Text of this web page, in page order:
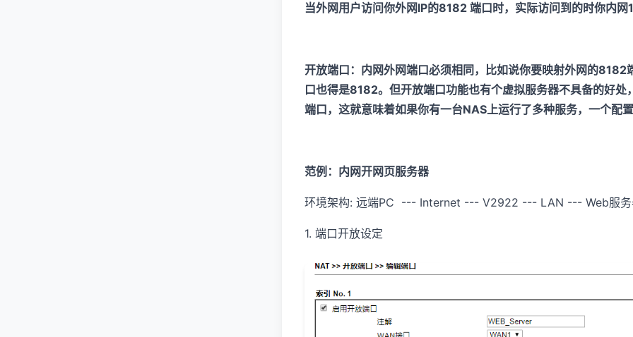
当外网用户访问你外网IP的8182 端口时，实际访问到的时你内
开放端口：内网外网端口必须相同，比如说你要映射外网的
口也得是8182。但开放端口功能也有个虚拟服务器不具备的好处
端口，这就意味着如果你有一台NAS上运行了多种服务，一个配置
范例：内网开网页服务器
环境架构: 远端PC --- Internet --- V2922 --- LAN --- Web服
1. 端口开放设定